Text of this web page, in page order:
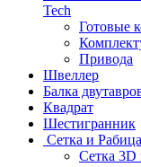
Tech
Готовые
Привода
Швеллер
Балка
Квадрат
Шестигранник
Сетка и Рабица
Сетка 3D